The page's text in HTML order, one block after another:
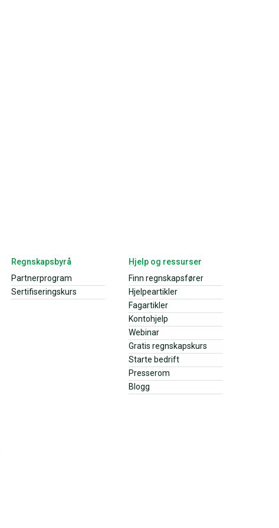
Regnskapsbyrå
Partnerprogram
Sertifiseringskurs
Hjelp og ressurser
Finn regnskapsfører
Hjelpeartikler
Fagartikler
Kontohjelp
Webinar
Gratis regnskapskurs
Starte bedrift
Presserom
Blogg